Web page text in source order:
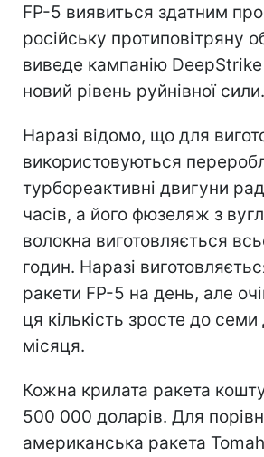
FP-5 виявиться здатним
російську протиповітряну
виведе кампанію DeepStrike
новий рівень руйнівної сили.
Наразі відомо, що для
використовуються
турбореактивні двигуни
часів, а його фюзеляж з
волокна виготовляється
годин. Наразі
ракети FP-5 на день, але
ця кількість зросте до семи
місяця.
Кожна крилата ракета
500 000 доларів. Для
американська ракета